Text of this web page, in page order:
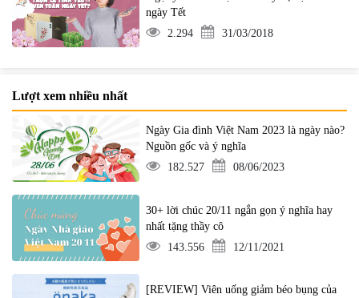
ngày Tết
2.294
31/03/2018
Lượt xem nhiều nhất
Ngày Gia đình Việt Nam 2023 là ngày nào?
Nguồn gốc và ý nghĩa
182.527
08/06/2023
30+ lời chúc 20/11 ngắn gọn ý nghĩa hay
nhất tặng thầy cô
143.556
12/11/2021
[REVIEW] Viên uống giảm béo bụng của